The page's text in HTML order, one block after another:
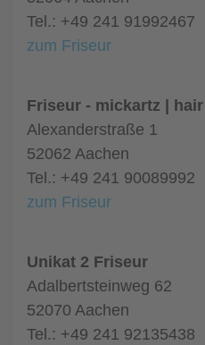
Tel.: +49 241 91992467
zum Friseur
Friseur - mickartz | hair
Alexanderstraße 1
52062 Aachen
Tel.: +49 241 90089992
zum Friseur
Unikat 2 Friseur
Adalbertsteinweg 62
52070 Aachen
Tel.: +49 241 92135438